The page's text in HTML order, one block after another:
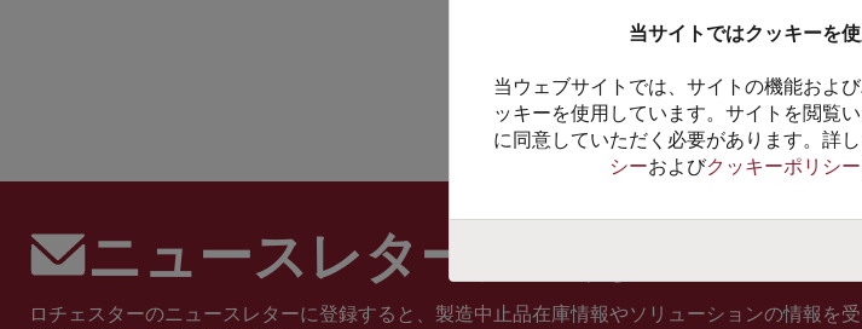
ニュースレターに登録
ロチェスターのニュースレターに登録すると、製造中止品在庫情報やソリューションの情報を
当サイトではクッキーを使
当ウェブサイトでは、サイトの機能およ
ッキーを使用しています。サイトを閲覧
に同意していただく必要があります。詳
シーおよびクッキーポリシー